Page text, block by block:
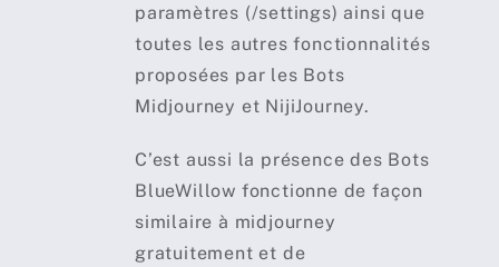
paramètres (/settings) ainsi que
toutes les autres fonctionnalités
proposées par les Bots
Midjourney et NijiJourney.
C’est aussi la présence des Bots
BlueWillow fonctionne de façon
similaire à midjourney
gratuitement et de